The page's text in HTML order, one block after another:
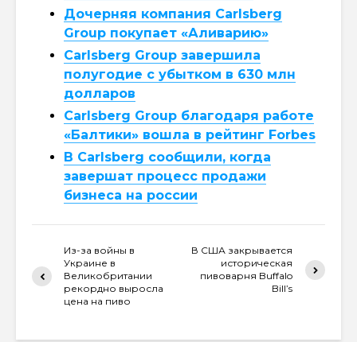
Дочерняя компания Carlsberg
Group покупает «Аливарию»
Carlsberg Group завершила
полугодие с убытком в 630 млн
долларов
Carlsberg Group благодаря работе
«Балтики» вошла в рейтинг Forbes
В Carlsberg сообщили, когда
завершат процесс продажи
бизнеса на россии
Из-за войны в
Украине в
Великобритании
рекордно выросла
цена на пиво
В США закрывается
историческая
пивоварня Buffalo
Bill’s